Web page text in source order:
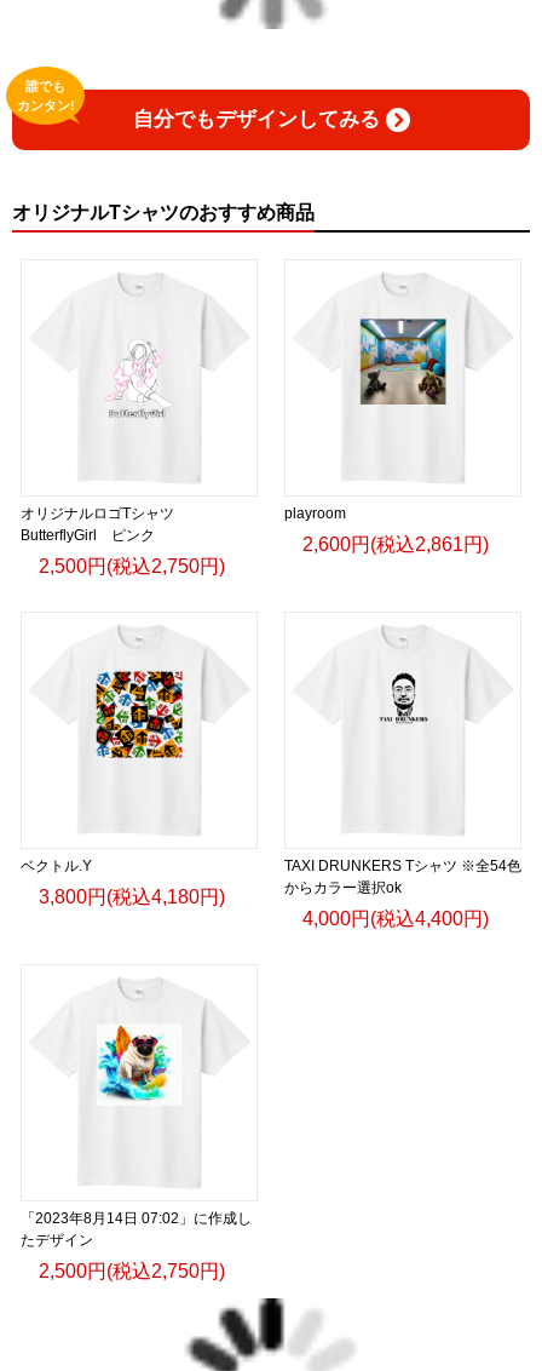
自分でもデザインしてみる
誰でも
カンタン!
オリジナルTシャツのおすすめ商品
オリジナルロゴTシャツ
ButterflyGirl ピンク
2,500円(税込2,750円)
playroom
2,600円(税込2,861円)
ベクトル.Y
3,800円(税込4,180円)
TAXI DRUNKERS Tシャツ ※全54色
からカラー選択ok
4,000円(税込4,400円)
「2023年8月14日 07:02」に作成し
たデザイン
2,500円(税込2,750円)